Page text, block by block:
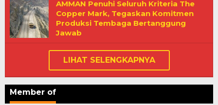
AMMAN Penuhi Seluruh Kriteria The
Copper Mark, Tegaskan Komitmen
Produksi Tembaga Bertanggung
Jawab
LIHAT SELENGKAPNYA
Member of